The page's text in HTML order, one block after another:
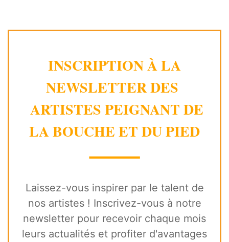
INSCRIPTION À LA
NEWSLETTER DES
ARTISTES PEIGNANT DE
LA BOUCHE ET DU PIED
⸻
Laissez-vous inspirer par le talent de
nos artistes ! Inscrivez-vous à notre
newsletter pour recevoir chaque mois
leurs actualités et profiter d'avantages